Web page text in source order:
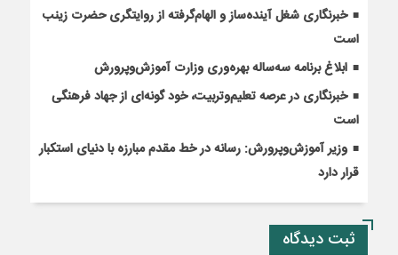
خبرنگاری شغل آینده‌ساز و الهام‌گرفته از روایتگری حضرت زینب
است
ابلاغ برنامه سه‌ساله بهره‌وری وزارت آموزش‌وپرورش
خبرنگاری در عرصه تعلیم‌وتربیت، خود گونه‌ای از جهاد فرهنگی
است
وزیر آموزش‌وپرورش: رسانه در خط مقدم مبارزه با دنیای استکبار
قرار دارد
ثبت دیدگاه